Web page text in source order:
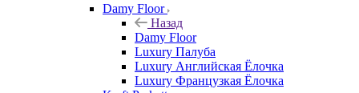
Damy Floor
Назад
Damy Floor
Luxury Палуба
Luxury Английская Ёлочка
Luxury Французкая Ёлочка